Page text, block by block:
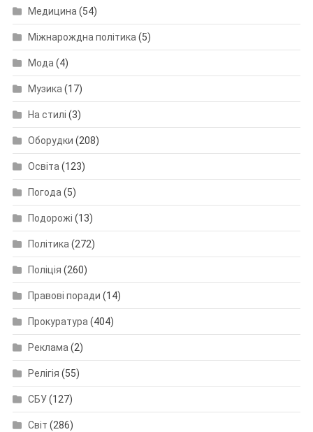
Медицина (54)
Міжнарождна політика (5)
Мода (4)
Музика (17)
На стилі (3)
Оборудки (208)
Освіта (123)
Погода (5)
Подорожі (13)
Політика (272)
Поліція (260)
Правові поради (14)
Прокуратура (404)
Реклама (2)
Релігія (55)
СБУ(127)
Світ (286)